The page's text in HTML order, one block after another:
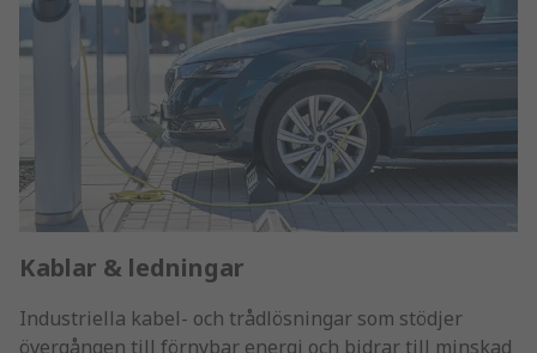
Kablar & ledningar
Industriella kabel- och trådlösningar som stödjer
övergången till förnybar energi och bidrar till minskad